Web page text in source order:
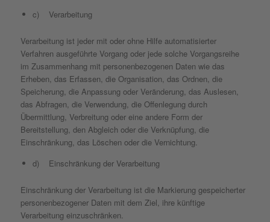
c) Verarbeitung
Verarbeitung ist jeder mit oder ohne Hilfe automatisierter
Verfahren ausgeführte Vorgang oder jede solche Vorgangsreihe
im Zusammenhang mit personenbezogenen Daten wie das
Erheben, das Erfassen, die Organisation, das Ordnen, die
Speicherung, die Anpassung oder Veränderung, das Auslesen,
das Abfragen, die Verwendung, die Offenlegung durch
Übermittlung, Verbreitung oder eine andere Form der
Bereitstellung, den Abgleich oder die Verknüpfung, die
Einschränkung, das Löschen oder die Vernichtung.
d) Einschränkung der Verarbeitung
Einschränkung der Verarbeitung ist die Markierung gespeicherter
personenbezogener Daten mit dem Ziel, ihre künftige
Verarbeitung einzuschränken.